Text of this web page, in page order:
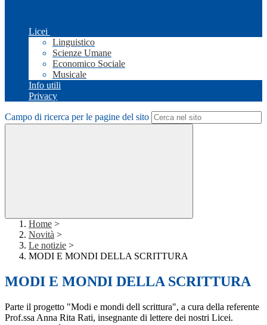
Licei
Linguistico
Scienze Umane
Economico Sociale
Musicale
Info utili
Privacy
Campo di ricerca per le pagine del sito
Home >
Novità >
Le notizie >
MODI E MONDI DELLA SCRITTURA
MODI E MONDI DELLA SCRITTURA
Parte il progetto "Modi e mondi dell scrittura", a cura della referente
Prof.ssa Anna Rita Rati, insegnante di lettere dei nostri Licei.